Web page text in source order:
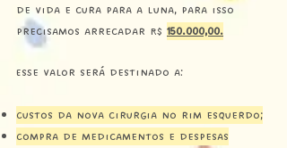
de vida e cura para a Luna, para isso
precisamos arrecadar R$ 150.000,00.
Esse valor será destinado a:
Custos da nova cirurgia no rim esquerdo;
Compra de medicamentos e despesas